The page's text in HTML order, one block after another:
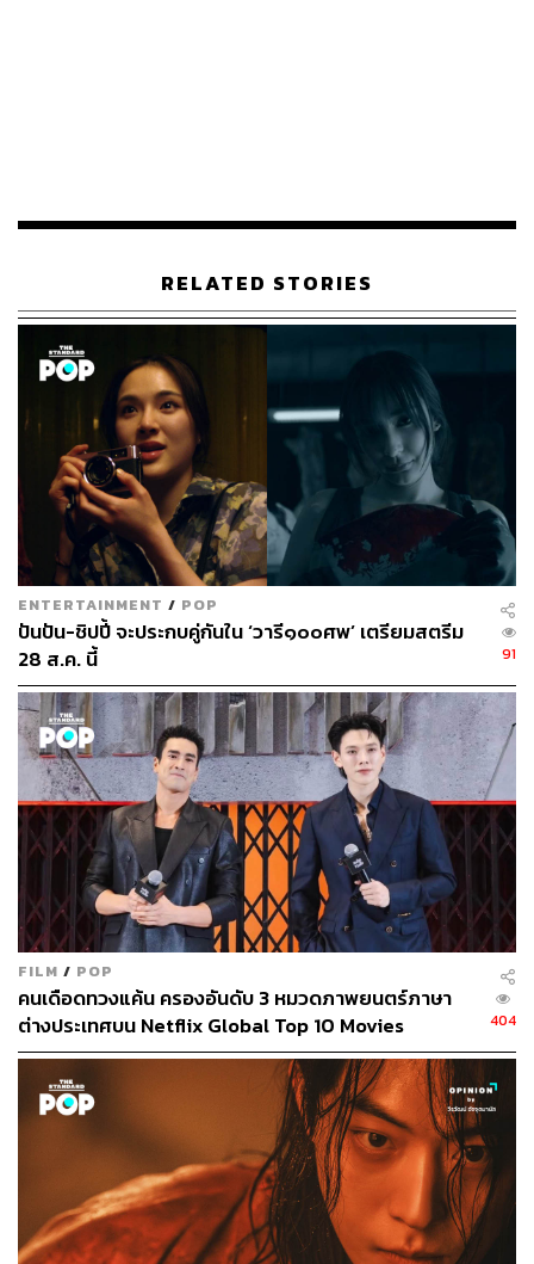
นอกจากชื่อของ โอ๋ ภาคภูมิ ซีรีส์ยังคับคั่งด้วยทีมนักแสดง
มากฝีมือที่จะมาร่วมประชันบทบาท นำโดย ฟ้า-ษริกา สารท
ศิลป์ศุภา จากฮาวทูทิ้ง..ทิ้งอย่างไรไม่ให้เหลือเธอ(2562),
ไอซ์ซึ-ณัฐรัตน์ นพรัตยาภรณ์ จากOne for the Road (2565),
ณัฏฐ์ กิจจริต จาก4KINGS(2564), เจ้านาย-จินเจษฎ์ วรรธนะ
สิน จากละครฉลาดเกมส์โกง (2563), ชาร์เลท-วาศิตา แฮเม
เนา จากละคร ลายกินรี(2565), ออกแบบ-ชุติมณฑน์ จึง
เจริญสุขยิ่ง จากฉลาดเกมส์โกง(2560)และปีเตอร์-นพชัย
ชัยนาม จาก
HUNGER คนหิว เกมกระหาย(2566)
RELATED STORIES
ENTERTAINMENT / POP
ปันปัน-ชิปปี้ จะประกบคู่กันใน ‘วารี๑๐๐ศพ’ เตรียมสตรีม
28 ส.ค. นี้
91
FILM / POP
คนเดือดทวงแค้น ครองอันดับ 3 หมวดภาพยนตร์ภาษา
ต่างประเทศบน Netflix Global Top 10 Movies
404